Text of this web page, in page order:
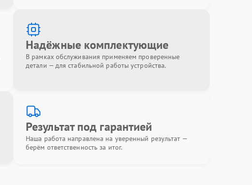
Надёжные комплектующие
В рамках обслуживания применяем проверенные
детали — для стабильной работы устройства.
Результат под гарантией
Наша работа направлена на уверенный результат —
берём ответственность за итог.